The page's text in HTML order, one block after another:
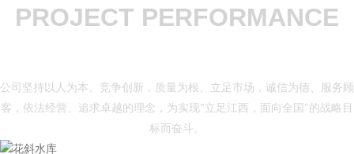
PROJECT PERFORMANCE
公司坚持以人为本、竞争创新，质量为根、立足市场，诚信为德、服务顾
客，依法经营、追求卓越的理念，为实现"立足江西，面向全国"的战略目
标而奋斗。